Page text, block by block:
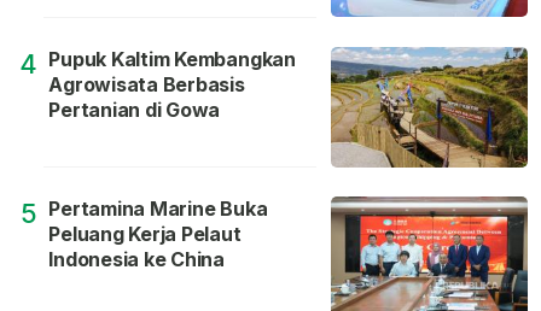
4 Pupuk Kaltim Kembangkan
Agrowisata Berbasis
Pertanian di Gowa
5 Pertamina Marine Buka
Peluang Kerja Pelaut
Indonesia ke China